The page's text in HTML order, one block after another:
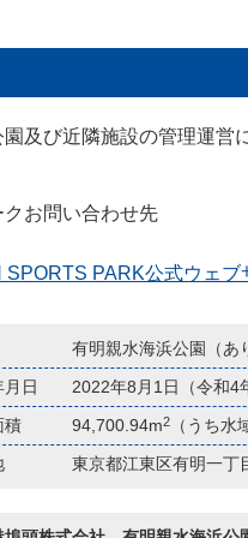
及び近隣施設の管理運営
お問い合わせ先
SPORTS PARK公式ウェ
有明親水海浜公園（あ
月日
2022年8月1日（令和4
積
94,700.94m2 （うち水
東京都江東区有明一丁